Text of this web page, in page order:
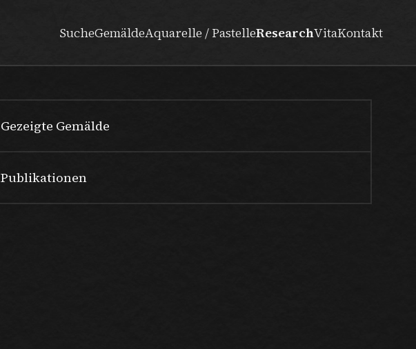
SucheGemäldeAquarelle / PastelleResearchVitaKontakt
Gezeigte Gemälde
Publikationen